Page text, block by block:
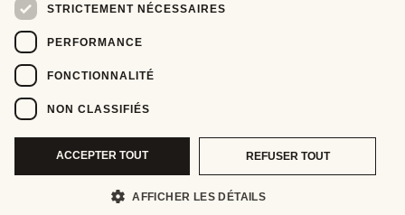
STRICTEMENT NÉCESSAIRES
PERFORMANCE
FONCTIONNALITÉ
NON CLASSIFIÉS
ACCEPTER TOUT REFUSER TOUT
AFFICHER LES DÉTAILS